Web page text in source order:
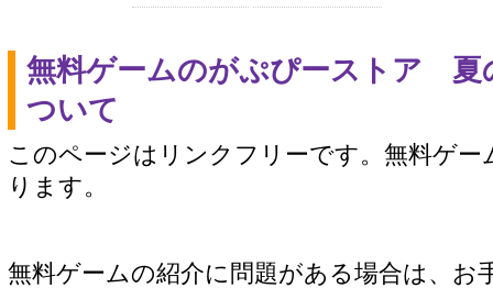
無料ゲームのがぷぴーストア 夏
ついて
このページはリンクフリーです。無料ゲー
ります。
無料ゲームの紹介に問題がある場合は、お